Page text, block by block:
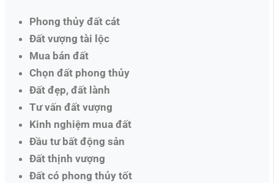
Phong thủy đất cát
Đất vượng tài lộc
Mua bán đất
Chọn đất phong thủy
Đất đẹp, đất lành
Tư vấn đất vượng
Kinh nghiệm mua đất
Đầu tư bất động sản
Đất thịnh vượng
Đất có phong thủy tốt